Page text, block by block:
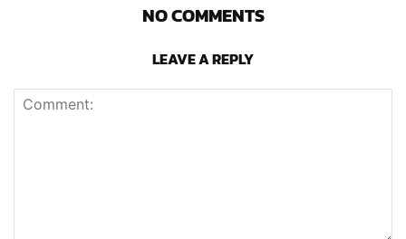
NO COMMENTS
LEAVE A REPLY